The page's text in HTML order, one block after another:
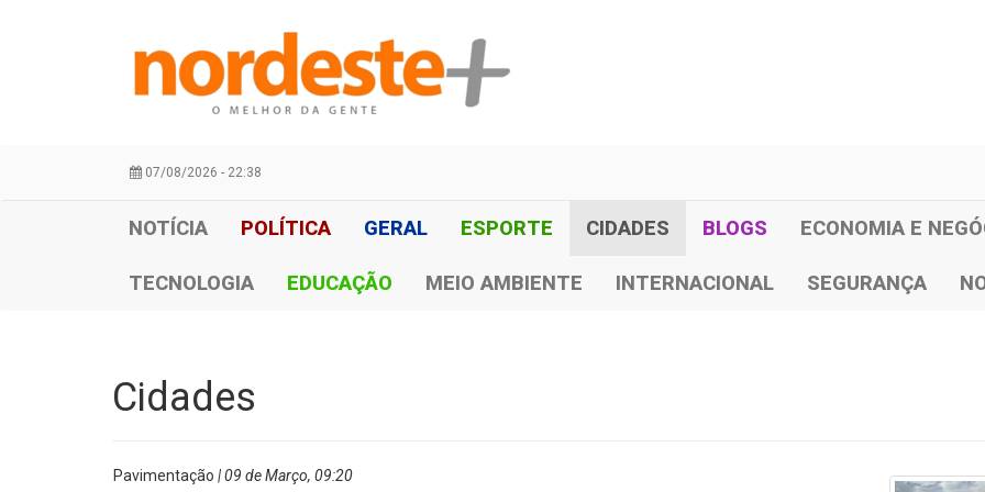
07/08/2026 - 22:38
NOTÍCIA POLÍTICA GERAL ESPORTE CIDADES BLOGS ECONOMIA E
TECNOLOGIA EDUCAÇÃO MEIO AMBIENTE INTERNACIONAL SEGURANÇA
Cidades
Pavimentação | 09 de Março, 09:20